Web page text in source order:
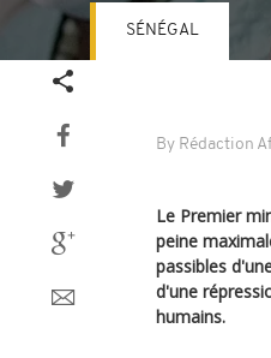
By Rédaction
SÉNÉGAL
Le Premier
peine
passibles
d'une
humains.